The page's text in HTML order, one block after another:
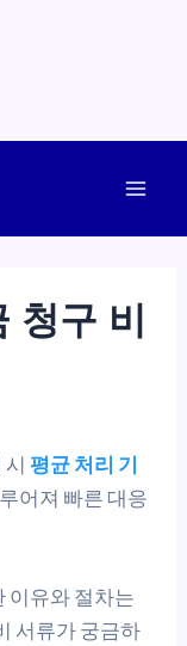
청구 비
시평균 처리 기
어져 빠른 대응
이유와 절차는
서류가 궁금하